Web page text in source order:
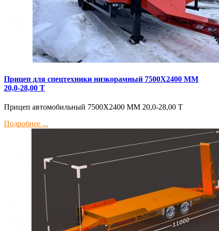
Прицеп для спецтехники низкорамный 7500Х2400 ММ
20,0-28,00 Т
Прицеп автомобильный 7500Х2400 ММ 20,0-28,00 Т
Подробнее ...